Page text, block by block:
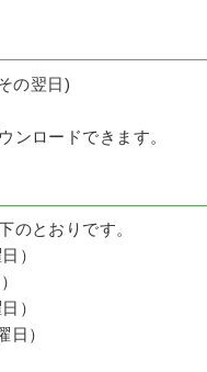
の翌日)
ンロードできます。
のとおりです。
）
）
日）